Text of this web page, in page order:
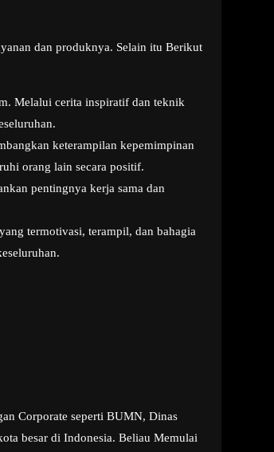
dan produknya. Selain itu Berikut
Melalui cerita inspiratif dan teknik
keterampilan kepemimpinan
orang lain secara positif.
pentingnya kerja sama dan
termotivasi, terampil, dan bahagia
Corporate seperti BUMN, Dinas
besar di Indonesia. Beliau Memulai